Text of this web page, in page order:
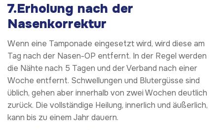
7.Erholung nach der
Nasenkorrektur
Wenn eine Tamponade eingesetzt wird, wird diese am
Tag nach der Nasen-OP entfernt. In der Regel werden
die Nähte nach 5 Tagen und der Verband nach einer
Woche entfernt. Schwellungen und Blutergüsse sind
üblich, gehen aber innerhalb von zwei Wochen deutlich
zurück. Die vollständige Heilung, innerlich und äußerlich,
kann bis zu einem Jahr dauern.